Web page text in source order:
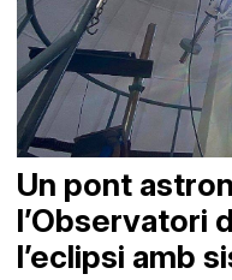
Un pont
l’Observatori
l’eclipsi amb